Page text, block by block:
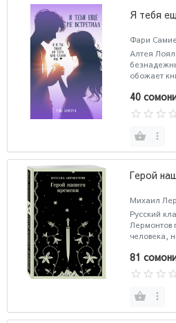
Я тебя
Фари
Алтея
обожает
40
Герой
Михаил
Русский
Лермонтов
человека,
81